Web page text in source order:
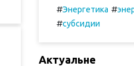
#Энергетика #
#субсидии
Актуальне